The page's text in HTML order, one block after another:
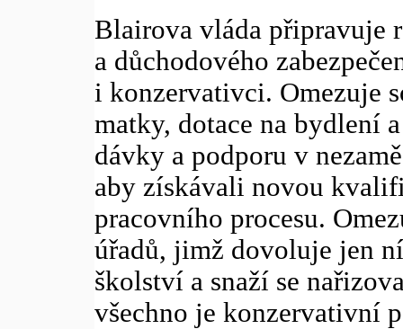
Blairova vláda připravuje
a důchodového
i konzervativci. Omezuje
matky, dotace na bydlení
dávky a podporu v
aby získávali novou
pracovního procesu.
úřadů, jimž dovoluje jen
školství a snaží se
všechno je konzervativní